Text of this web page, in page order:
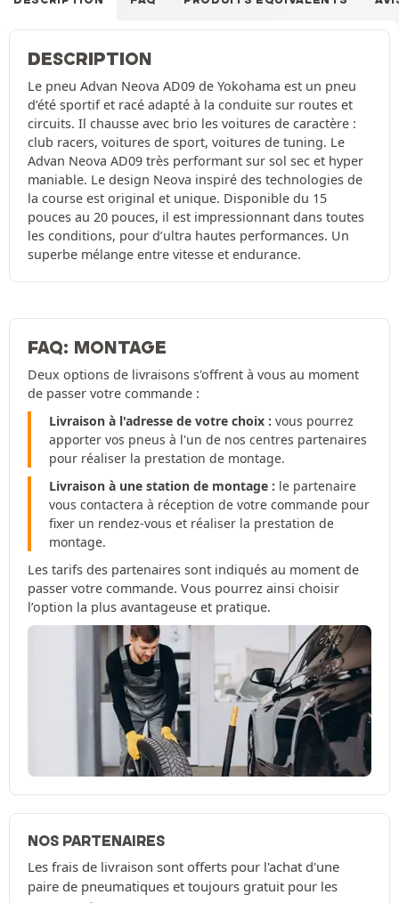
DESCRIPTION
Le pneu Advan Neova AD09 de Yokohama est un pneu
d’été sportif et racé adapté à la conduite sur routes et
circuits. Il chausse avec brio les voitures de caractère :
club racers, voitures de sport, voitures de tuning. Le
Advan Neova AD09 très performant sur sol sec et hyper
maniable. Le design Neova inspiré des technologies de
la course est original et unique. Disponible du 15
pouces au 20 pouces, il est impressionnant dans toutes
les conditions, pour d’ultra hautes performances. Un
superbe mélange entre vitesse et endurance.
FAQ: MONTAGE
Deux options de livraisons s'offrent à vous au moment
de passer votre commande :
Livraison à l'adresse de votre choix : vous pourrez
apporter vos pneus à l'un de nos centres partenaires
pour réaliser la prestation de montage.
Livraison à une station de montage : le partenaire
vous contactera à réception de votre commande pour
fixer un rendez-vous et réaliser la prestation de
montage.
Les tarifs des partenaires sont indiqués au moment de
passer votre commande. Vous pourrez ainsi choisir
l’option la plus avantageuse et pratique.
NOS PARTENAIRES
Les frais de livraison sont offerts pour l'achat d'une
paire de pneumatiques et toujours gratuit pour les